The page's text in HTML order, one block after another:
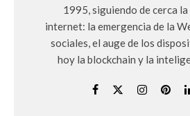
1995, siguiendo de cerca
internet: la emergencia de la
sociales, el auge de los
hoy la blockchain y la